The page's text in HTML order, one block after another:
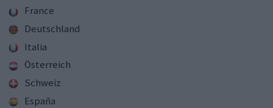
France
Deutschland
Italia
Österreich
Schweiz
España